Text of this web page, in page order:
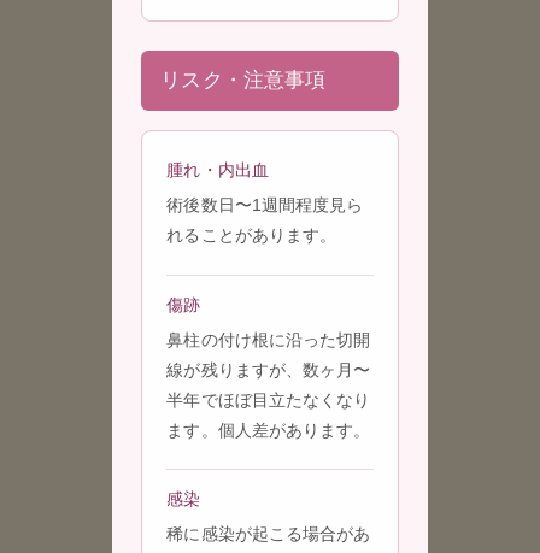
リスク・注意事項
腫れ・内出血
術後数日〜1週間程度見ら
れることがあります。
傷跡
鼻柱の付け根に沿った切開
線が残りますが、数ヶ月〜
半年でほぼ目立たなくなり
ます。個人差があります。
感染
稀に感染が起こる場合があ